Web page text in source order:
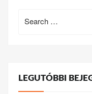
for:
LEGUTÓBBI